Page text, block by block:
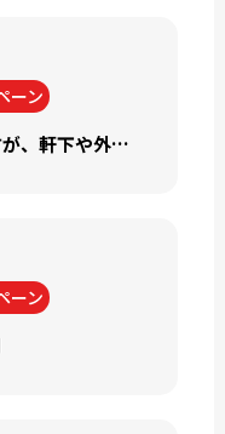
ーン
【現場ブログ】夏本番！ですが、軒下や外壁にハチの巣を見つけたらするべき3つのこと。
ーン